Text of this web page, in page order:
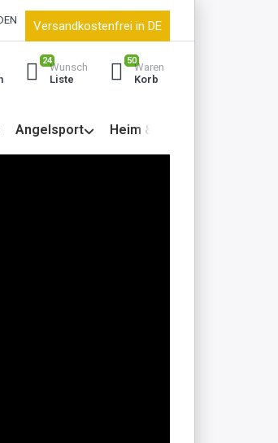
Versandkostenfrei in DE
24
Wunsch
Liste
50
Waren
Korb
Angelsport Heim & Garten